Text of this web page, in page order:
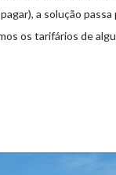
a solução
os tarifários de
do centro da cidade
da Estação Viana